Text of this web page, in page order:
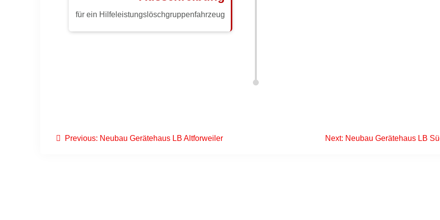
für ein Hilfeleistungslöschgruppenfahrzeug
Previous: Neubau Gerätehaus LB Altforweiler Next: Neubau Gerätehaus LB